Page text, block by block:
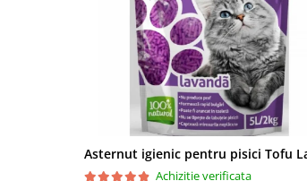
Achizitie verificata